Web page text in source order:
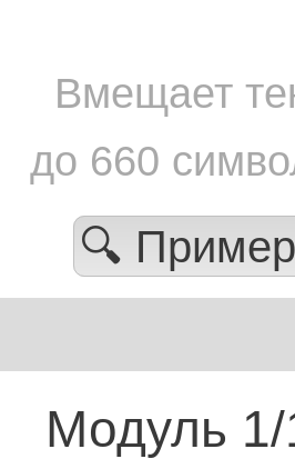
Вмещает
до 660
🔍
Модуль